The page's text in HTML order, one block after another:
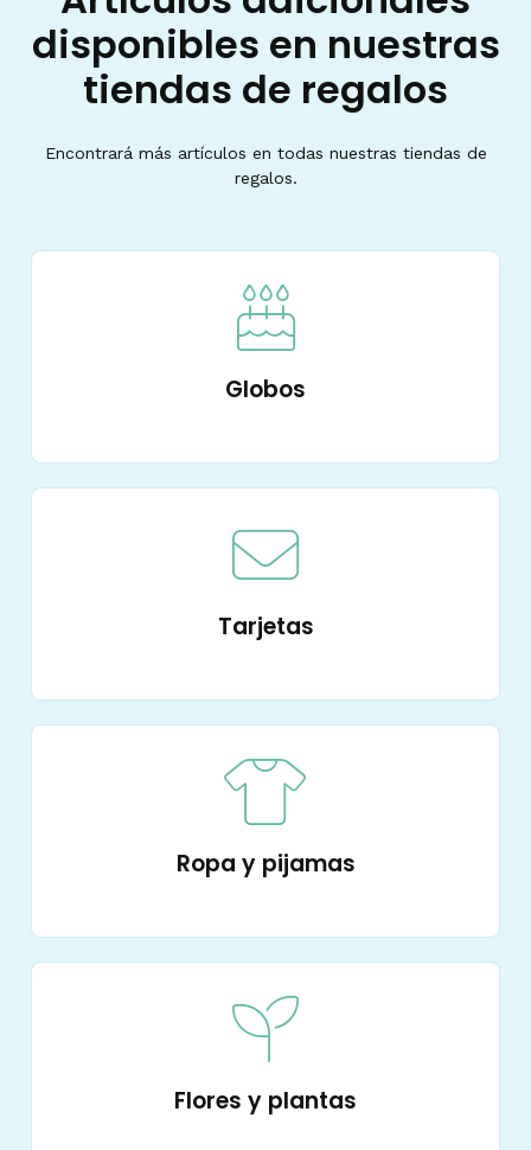
disponibles en nuestras
tiendas de regalos
Encontrará más artículos en todas nuestras tiendas de
regalos.
Globos
Tarjetas
Ropa y pijamas
Flores y plantas